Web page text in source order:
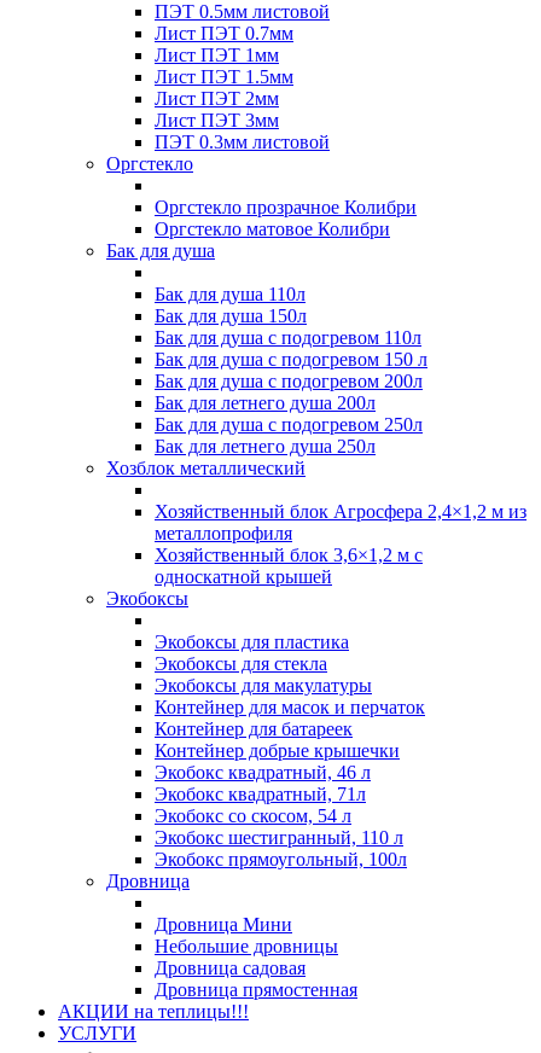
ПЭТ 0.5мм листовой
Лист ПЭТ 0.7мм
Лист ПЭТ 1мм
Лист ПЭТ 1.5мм
Лист ПЭТ 2мм
Лист ПЭТ 3мм
ПЭТ 0.3мм листовой
Оргстекло
Оргстекло прозрачное Колибри
Оргстекло матовое Колибри
Бак для душа
Бак для душа 110л
Бак для душа 150л
Бак для душа с подогревом 110л
Бак для душа с подогревом 150 л
Бак для душа с подогревом 200л
Бак для летнего душа 200л
Бак для душа с подогревом 250л
Бак для летнего душа 250л
Хозблок металлический
Хозяйственный блок Агросфера 2,4×1,2 м из
металлопрофиля
Хозяйственный блок 3,6×1,2 м с
односкатной крышей
Экобоксы
Экобоксы для пластика
Экобоксы для стекла
Экобоксы для макулатуры
Контейнер для масок и перчаток
Контейнер для батареек
Контейнер добрые крышечки
Экобокс квадратный, 46 л
Экобокс квадратный, 71л
Экобокс со скосом, 54 л
Экобокс шестигранный, 110 л
Экобокс прямоугольный, 100л
Дровница
Дровница Мини
Небольшие дровницы
Дровница садовая
Дровница прямостенная
АКЦИИ на теплицы!!!
УСЛУГИ